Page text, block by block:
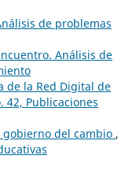
de problemas
Análisis de
de la Red Digital de
42, Publicaciones
del cambio ,